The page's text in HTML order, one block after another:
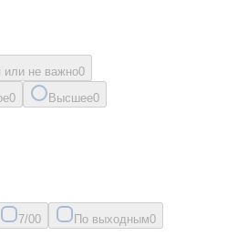
или не важно0
0 Высшее0
7/00 По выходным0